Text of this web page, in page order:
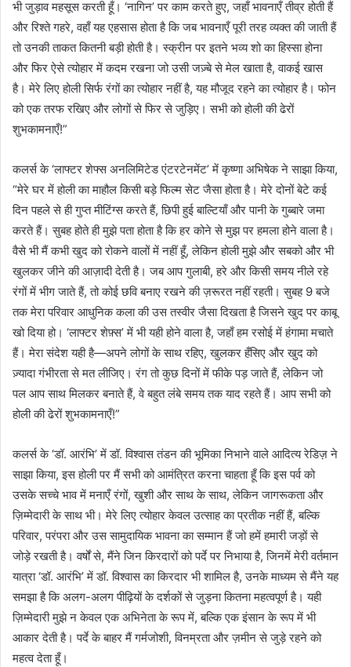
भी जुड़ाव महसूस करती हूँ। ‘नागिन’ पर काम करते हुए, जहाँ भावनाएँ तीव्र होती हैं
और रिश्ते गहरे, वहाँ यह एहसास होता है कि जब भावनाएँ पूरी तरह व्यक्त की जाती हैं
तो उनकी ताकत कितनी बड़ी होती है। स्क्रीन पर इतने भव्य शो का हिस्सा होना
और फिर ऐसे त्योहार में कदम रखना जो उसी जज़्बे से मेल खाता है, वाकई खास
है। मेरे लिए होली सिर्फ रंगों का त्योहार नहीं है, यह मौजूद रहने का त्योहार है। फोन
को एक तरफ रखिए और लोगों से फिर से जुड़िए। सभी को होली की ढेरों
शुभकामनाएँ!”
कलर्स के ‘लाफ्टर शेफ्स अनलिमिटेड एंटरटेनमेंट’ में कृष्णा अभिषेक ने साझा किया,
“मेरे घर में होली का माहौल किसी बड़े फिल्म सेट जैसा होता है। मेरे दोनों बेटे कई
दिन पहले से ही गुप्त मीटिंग्स करते हैं, छिपी हुई बाल्टियाँ और पानी के गुब्बारे जमा
करते हैं। सुबह होते ही मुझे पता होता है कि हर कोने से मुझ पर हमला होने वाला है।
वैसे भी मैं कभी खुद को रोकने वालों में नहीं हूँ, लेकिन होली मुझे और सबको और भी
खुलकर जीने की आज़ादी देती है। जब आप गुलाबी, हरे और किसी समय नीले रहे
रंगों में भीग जाते हैं, तो कोई छवि बनाए रखने की ज़रूरत नहीं रहती। सुबह 9 बजे
तक मेरा परिवार आधुनिक कला की उस तस्वीर जैसा दिखता है जिसने खुद पर काबू
खो दिया हो। ‘लाफ्टर शेफ़्स’ में भी यही होने वाला है, जहाँ हम रसोई में हंगामा मचाते
हैं। मेरा संदेश यही है—अपने लोगों के साथ रहिए, खुलकर हँसिए और खुद को
ज़्यादा गंभीरता से मत लीजिए। रंग तो कुछ दिनों में फीके पड़ जाते हैं, लेकिन जो
पल आप साथ मिलकर बनाते हैं, वे बहुत लंबे समय तक याद रहते हैं। आप सभी को
होली की ढेरों शुभकामनाएँ!”
कलर्स के ‘डॉ. आरंभि’ में डॉ. विश्वास तंडन की भूमिका निभाने वाले आदित्य रेडिज़ ने
साझा किया, इस होली पर मैं सभी को आमंत्रित करना चाहता हूँ कि इस पर्व को
उसके सच्चे भाव में मनाएँ रंगों, खुशी और साथ के साथ, लेकिन जागरूकता और
ज़िम्मेदारी के साथ भी। मेरे लिए त्योहार केवल उत्साह का प्रतीक नहीं हैं, बल्कि
परिवार, परंपरा और उस सामुदायिक भावना का सम्मान हैं जो हमें हमारी जड़ों से
जोड़े रखती है। वर्षों से, मैंने जिन किरदारों को पर्दे पर निभाया है, जिनमें मेरी वर्तमान
यात्रा ‘डॉ. आरंभि’ में डॉ. विश्वास का किरदार भी शामिल है, उनके माध्यम से मैंने यह
समझा है कि अलग-अलग पीढ़ियों के दर्शकों से जुड़ना कितना महत्वपूर्ण है। यही
ज़िम्मेदारी मुझे न केवल एक अभिनेता के रूप में, बल्कि एक इंसान के रूप में भी
आकार देती है। पर्दे के बाहर मैं गर्मजोशी, विनम्रता और ज़मीन से जुड़े रहने को
महत्व देता हूँ।